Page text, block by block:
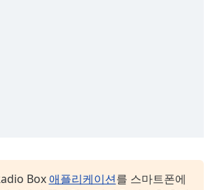
Box 애플리케이션를 스마트폰에